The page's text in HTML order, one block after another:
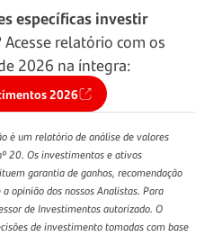
específicas investir
Acesse relatório com os
2026 na íntegra:
2026
é um relatório de análise de valores
20. Os investimentos e ativos
garantia de ganhos, recomendação
opinião dos nossos Analistas. Para
de Investimentos autorizado. O
de investimento tomadas com base